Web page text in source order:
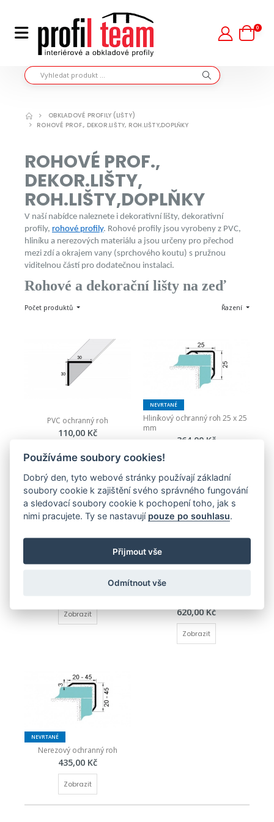
0
OBKLADOVÉ PROFILY (LIŠTY)
ROHOVÉ PROF., DEKOR.LIŠTY, ROH.LIŠTY,DOPLŇKY
ROHOVÉ PROF.,
DEKOR.LIŠTY,
ROH.LIŠTY,DOPLŇKY
V naší nabídce naleznete i dekorativní lišty, dekorativní
profily, rohové profily. Rohové profily jsou vyrobeny z PVC,
hliníku a nerezových materiálu a jsou určeny pro přechod
mezi zdí a okrajem vany (sprchového koutu) s pružnou
viditelnou částí pro dodatečnou instalaci.
Rohové a dekorační lišty na zeď
Počet produktů Řazení
PVC ochranný roh
110,00 Kč
Zobrazit
NEVRTANÉ
Hliníkový ochranný roh 25 x 25
mm
364,00 Kč
PVC lišta vnější otevřená
Zobrazit
Rohový profil hliníkový
620,00 Kč
Zobrazit
NEVRTANÉ
Nerezový ochranný roh
435,00 Kč
Zobrazit
Používáme soubory cookies!
Dobrý den, tyto webové stránky používají základní
soubory cookie k zajištění svého správného fungování
a sledovací soubory cookie k pochopení toho, jak s
nimi pracujete. Ty se nastavují pouze po souhlasu.
Přijmout vše
Odmítnout vše